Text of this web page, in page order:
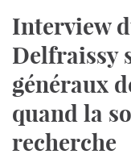
Interview
Delfraissy
généraux
quand la
recherche